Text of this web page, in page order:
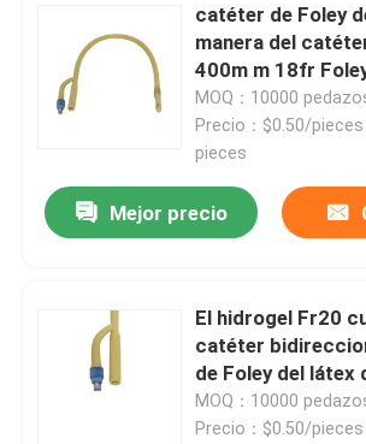
catéter de Foley
manera del
400m m 18fr
MOQ：10000
Precio：$0.50/
pieces
Mejor precio
El hidrogel Fr20
catéter
de Foley del látex
Foley
MOQ：10000
Precio：$0.50/